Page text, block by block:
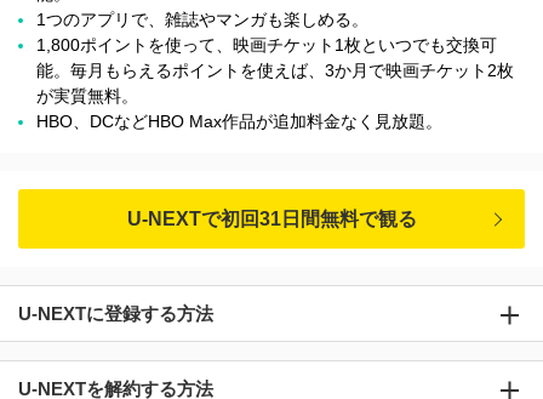
1つのアプリで、雑誌やマンガも楽しめる。
1,800ポイントを使って、映画チケット1枚といつでも交換可
能。毎月もらえるポイントを使えば、3か月で映画チケット2枚
が実質無料。
HBO、DCなどHBO Max作品が追加料金なく見放題。
U-NEXTで初回31日間無料で観る
U-NEXTに登録する方法
U-NEXTを解約する方法